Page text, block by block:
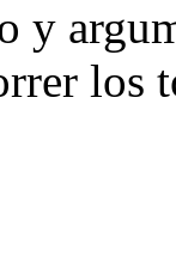
y
los